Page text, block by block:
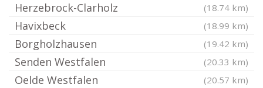
Herzebrock-Clarholz (18.74 km)
Havixbeck (18.99 km)
Borgholzhausen (19.42 km)
Senden Westfalen (20.33 km)
Oelde Westfalen (20.57 km)